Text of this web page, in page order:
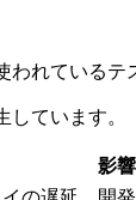
れているテ
ています。
影響